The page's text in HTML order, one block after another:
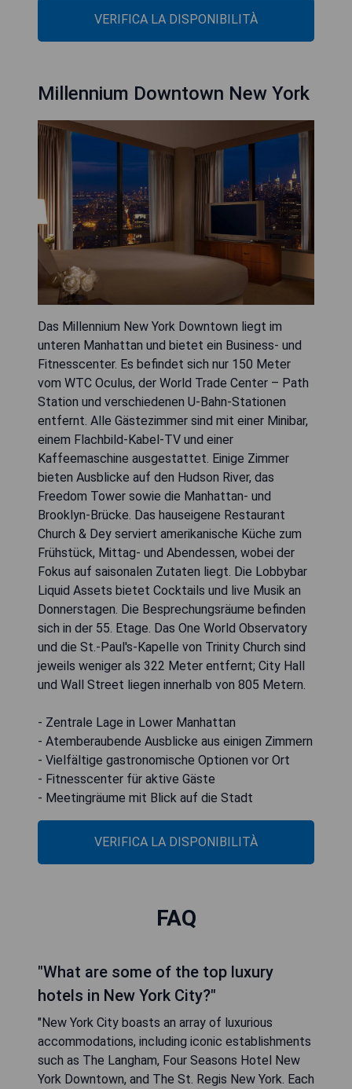
VERIFICA LA DISPONIBILITÀ
Millennium Downtown New York
Das Millennium New York Downtown liegt im
unteren Manhattan und bietet ein Business- und
Fitnesscenter. Es befindet sich nur 150 Meter
vom WTC Oculus, der World Trade Center – Path
Station und verschiedenen U-Bahn-Stationen
entfernt. Alle Gästezimmer sind mit einer Minibar,
einem Flachbild-Kabel-TV und einer
Kaffeemaschine ausgestattet. Einige Zimmer
bieten Ausblicke auf den Hudson River, das
Freedom Tower sowie die Manhattan- und
Brooklyn-Brücke. Das hauseigene Restaurant
Church & Dey serviert amerikanische Küche zum
Frühstück, Mittag- und Abendessen, wobei der
Fokus auf saisonalen Zutaten liegt. Die Lobbybar
Liquid Assets bietet Cocktails und live Musik an
Donnerstagen. Die Besprechungsräume befinden
sich in der 55. Etage. Das One World Observatory
und die St.-Paul's-Kapelle von Trinity Church sind
jeweils weniger als 322 Meter entfernt; City Hall
und Wall Street liegen innerhalb von 805 Metern.
- Zentrale Lage in Lower Manhattan
- Atemberaubende Ausblicke aus einigen Zimmern
- Vielfältige gastronomische Optionen vor Ort
- Fitnesscenter für aktive Gäste
- Meetingräume mit Blick auf die Stadt
VERIFICA LA DISPONIBILITÀ
FAQ
"What are some of the top luxury
hotels in New York City?"
"New York City boasts an array of luxurious
accommodations, including iconic establishments
such as The Langham, Four Seasons Hotel New
York Downtown, and The St. Regis New York. Each